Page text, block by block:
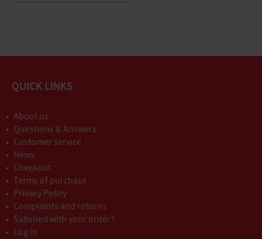
QUICK LINKS
About us
Questions & Answers
Customer service
News
Checkout
Terms of purchase
Privacy Policy
Complaints and returns
Satisfied with your order?
Log in